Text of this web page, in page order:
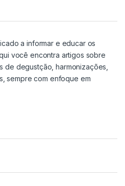
a informar e educar os
você encontra artigos sobre
degustção, harmonizações,
sempre com enfoque em